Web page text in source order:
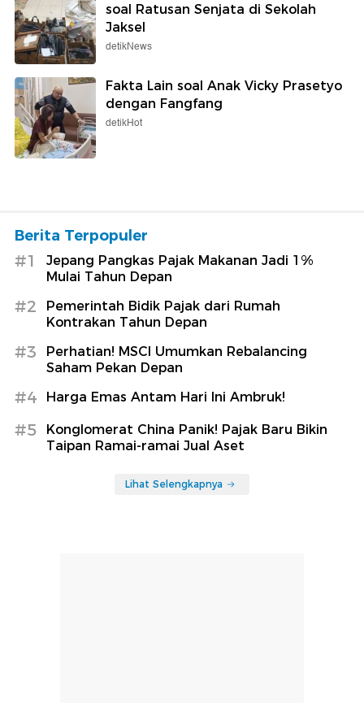
soal Ratusan Senjata di Sekolah
Jaksel
detikNews
Fakta Lain soal Anak Vicky Prasetyo
dengan Fangfang
detikHot
Berita Terpopuler
#1
Jepang Pangkas Pajak Makanan Jadi 1%
Mulai Tahun Depan
#2
Pemerintah Bidik Pajak dari Rumah
Kontrakan Tahun Depan
#3
Perhatian! MSCI Umumkan Rebalancing
Saham Pekan Depan
#4 Harga Emas Antam Hari Ini Ambruk!
#5
Konglomerat China Panik! Pajak Baru Bikin
Taipan Ramai-ramai Jual Aset
Lihat Selengkapnya